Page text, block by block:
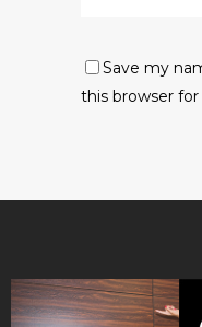
Save my
this browser